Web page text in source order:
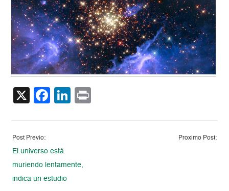
X Facebook
LinkedIn
Post Previo:
El universo está
muriendo lentamente,
indica un estudio
Proximo Post: